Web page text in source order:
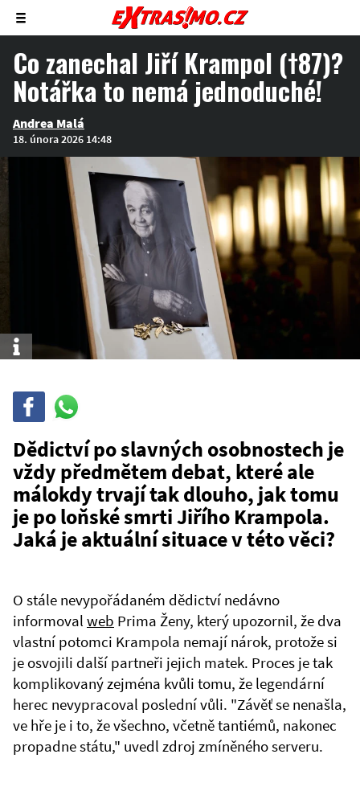
Zobrazit/skrýt
menu
Co zanechal Jiří Krampol (†87)?
Notářka to nemá jednoduché!
Andrea Malá
18. února 2026 14:48
Info
Sdílej
WhatsAppu
Dědictví po slavných osobnostech je
vždy předmětem debat, které ale
málokdy trvají tak dlouho, jak tomu
je po loňské smrti Jiřího Krampola.
Jaká je aktuální situace v této věci?
O stále nevypořádaném dědictví nedávno
informoval web Prima Ženy, který upozornil, že dva
vlastní potomci Krampola nemají nárok, protože si
je osvojili další partneři jejich matek. Proces je tak
komplikovaný zejména kvůli tomu, že legendární
herec nevypracoval poslední vůli. "Závěť se nenašla,
ve hře je i to, že všechno, včetně tantiémů, nakonec
propadne státu," uvedl zdroj zmíněného serveru.